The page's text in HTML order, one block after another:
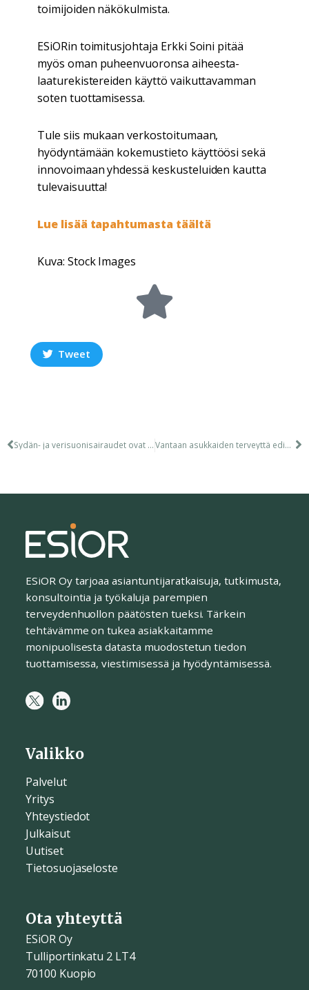
toimijoiden näkökulmista.
ESiORin toimitusjohtaja Erkki Soini pitää
myös oman puheenvuoronsa aiheesta-
laaturekistereiden käyttö vaikuttavamman
soten tuottamisessa.
Tule siis mukaan verkostoitumaan,
hyödyntämään kokemustieto käyttöösi sekä
innovoimaan yhdessä keskusteluiden kautta
tulevaisuutta!
Lue lisää tapahtumasta täältä
Kuva: Stock Images
Tweet
Sydän- ja verisuonisairaudet ovat Suomessa merkittävä huolenaihe Vantaan asukkaiden terveyttä edistävä hanke toi hyviä tuloksia
ESiOR Oy tarjoaa asiantuntijaratkaisuja, tutkimusta,
konsultointia ja työkaluja parempien
terveydenhuollon päätösten tueksi. Tärkein
tehtävämme on tukea asiakkaitamme
monipuolisesta datasta muodostetun tiedon
tuottamisessa, viestimisessä ja hyödyntämisessä.
Valikko
Palvelut
Yritys
Yhteystiedot
Julkaisut
Uutiset
Tietosuojaseloste
Ota yhteyttä
ESiOR Oy
Tulliportinkatu 2 LT4
70100 Kuopio